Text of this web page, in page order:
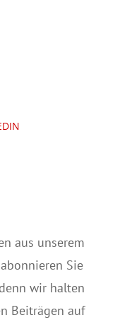
aus unserem
Sie
wir halten
Beiträgen auf